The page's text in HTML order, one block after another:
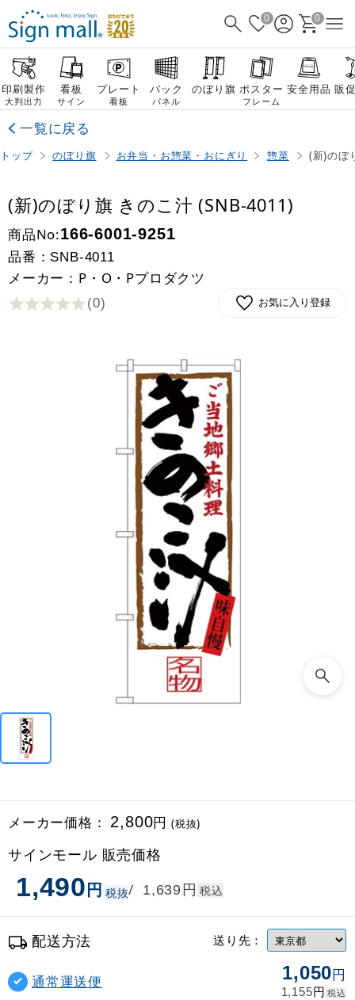
0 0
印刷製作
大判出力
看板
サイン
プレート
看板
バック
パネル
のぼり旗 ポスター
フレーム
安全用品 販
一覧に戻る
トップ のぼり旗 お弁当・お惣菜・おにぎり 惣菜 (新)のぼ
(新)のぼり旗 きのこ汁 (SNB-4011)
商品No:166-6001-9251
品番： SNB-4011
メーカー：P・O・Pプロダクツ
(0) お気に入り登録
メーカー価格： 2,800円(税抜)
サインモール 販売価格
1,490円 税抜/ 1,639円 税込
配送方法 送り先：
通常運送便 1,050円
1,155円 税込